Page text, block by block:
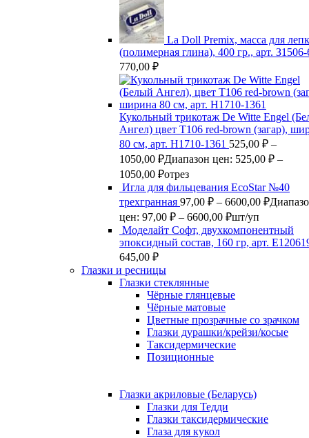
La Doll Premix, масса для
(полимерная глина), 400 гр., арт.
770,00 ₽
Кукольный трикотаж De Witte Engel
Ангел) цвет Т106 red-brown (загар),
80 см, арт. Н1710-1361 525,00 ₽ –
1050,00 ₽Диапазон цен: 525,00 ₽ –
1050,00 ₽отрез
Игла для фильцевания EcoStar №40
трехгранная 97,00 ₽ – 6600,00 ₽
цен: 97,00 ₽ – 6600,00 ₽шт/уп
Моделайт Софт, двухкомпонентный
эпоксидный состав, 160 гр, арт.
645,00 ₽
Глазки и ресницы
Глазки стеклянные
Чёрные глянцевые
Чёрные матовые
Цветные прозрачные со зрачком
Глазки дурашки/крейзи/косые
Таксидермические
Позиционные
Глазки акриловые (Беларусь)
Глазки для Тедди
Глазки таксидермические
Глаза для кукол